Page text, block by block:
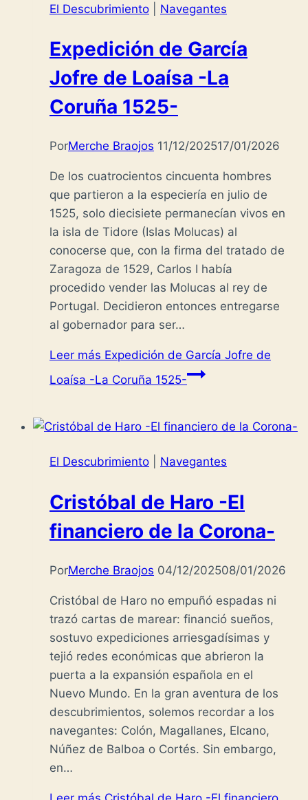
El Descubrimiento Navegantes
Expedición de García
Jofre de Loaísa -La
Coruña 1525-
PorMerche Braojos 11/12/202517/01/2026
De los cuatrocientos cincuenta hombres
que partieron a la especiería en julio de
1525, solo diecisiete permanecían vivos en
la isla de Tidore (Islas Molucas) al
conocerse que, con la firma del tratado de
Zaragoza de 1529, Carlos I había
procedido vender las Molucas al rey de
Portugal. Decidieron entonces entregarse
al gobernador para ser…
Leer más Expedición de García Jofre de
Loaísa -La Coruña 1525-
El Descubrimiento Navegantes
Cristóbal de Haro -El
financiero de la Corona-
PorMerche Braojos 04/12/202508/01/2026
Cristóbal de Haro no empuñó espadas ni
trazó cartas de marear: financió sueños,
sostuvo expediciones arriesgadísimas y
tejió redes económicas que abrieron la
puerta a la expansión española en el
Nuevo Mundo. En la gran aventura de los
descubrimientos, solemos recordar a los
navegantes: Colón, Magallanes, Elcano,
Núñez de Balboa o Cortés. Sin embargo,
en…